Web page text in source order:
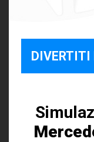
DIVERTITI